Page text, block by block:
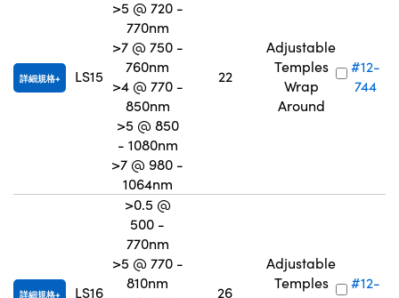
詳細規格 LS15
>5 @ 720 -
770nm
>7 @ 750 -
760nm
>4 @ 770 -
850nm
>5 @ 850
- 1080nm
>7 @ 980 -
1064nm
22
Adjustable
Temples
Wrap
Around
#12-
744
詳細規格 LS16
>0.5 @
500 -
770nm
>5 @ 770 -
810nm
26
Adjustable
Temples
#12-